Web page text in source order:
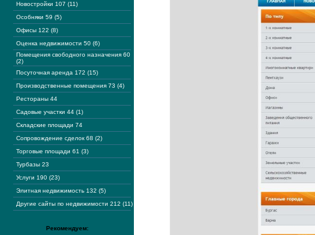
Новостройки 107 (11)
Особняки 59 (5)
Офисы 122 (8)
Оценка недвижимости 50 (6)
Помещения свободного назначения 60
(2)
Посуточная аренда 172 (15)
Производственные помещения 73 (4)
Рестораны 44
Садовые участки 44 (1)
Складские площади 74
Сопровождение сделок 68 (2)
Торговые площади 61 (3)
Турбазы 23
Услуги 190 (23)
Элитная недвижимость 132 (5)
Другие сайты по недвижимости 212 (11)
Рекомендуем: